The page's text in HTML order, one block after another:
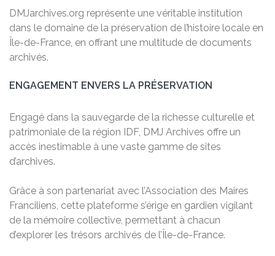
DMJarchives.org représente une véritable institution
dans le domaine de la préservation de l’histoire locale en
Île-de-France, en offrant une multitude de documents
archivés.
ENGAGEMENT ENVERS LA PRÉSERVATION
Engagé dans la sauvegarde de la richesse culturelle et
patrimoniale de la région IDF, DMJ Archives offre un
accès inestimable à une vaste gamme de sites
d’archives.
Grâce à son partenariat avec l’Association des Maires
Franciliens, cette plateforme s’érige en gardien vigilant
de la mémoire collective, permettant à chacun
d’explorer les trésors archivés de l’Île-de-France.